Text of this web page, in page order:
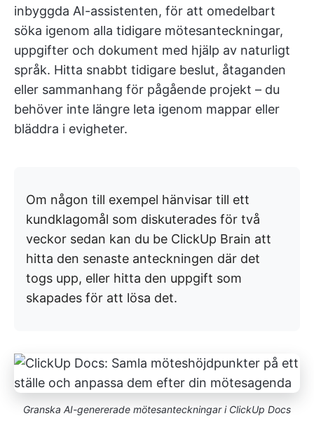
inbyggda AI-assistenten, för att omedelbart
söka igenom alla tidigare mötesanteckningar,
uppgifter och dokument med hjälp av naturligt
språk. Hitta snabbt tidigare beslut, åtaganden
eller sammanhang för pågående projekt – du
behöver inte längre leta igenom mappar eller
bläddra i evigheter.
Om någon till exempel hänvisar till ett
kundklagomål som diskuterades för två
veckor sedan kan du be ClickUp Brain att
hitta den senaste anteckningen där det
togs upp, eller hitta den uppgift som
skapades för att lösa det.
Granska AI-genererade mötesanteckningar i ClickUp Docs